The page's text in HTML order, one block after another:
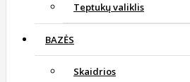
Teptukų valiklis
BAZĖS
Skaidrios